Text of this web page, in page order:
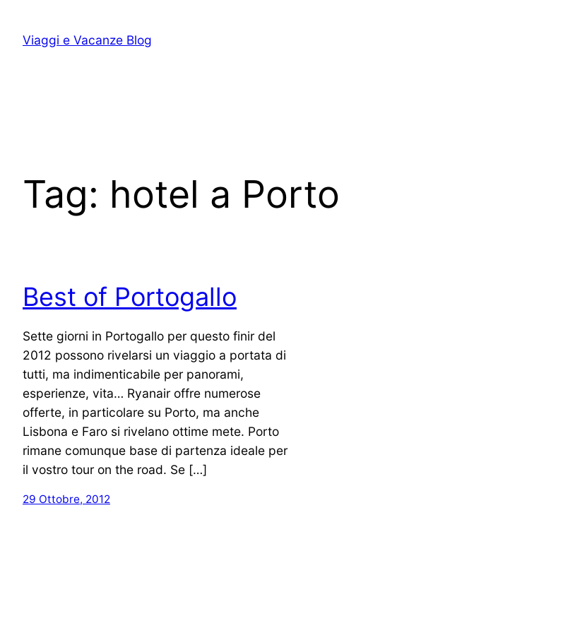
contenuto
Viaggi e Vacanze Blog
Tag: hotel a Porto
Best of Portogallo
Sette giorni in Portogallo per questo finir del
2012 possono rivelarsi un viaggio a portata di
tutti, ma indimenticabile per panorami,
esperienze, vita… Ryanair offre numerose
offerte, in particolare su Porto, ma anche
Lisbona e Faro si rivelano ottime mete. Porto
rimane comunque base di partenza ideale per
il vostro tour on the road. Se […]
29 Ottobre, 2012